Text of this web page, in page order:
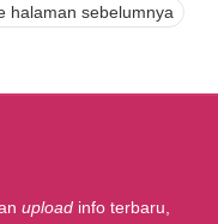
halaman sebelumnya
upload info terbaru,